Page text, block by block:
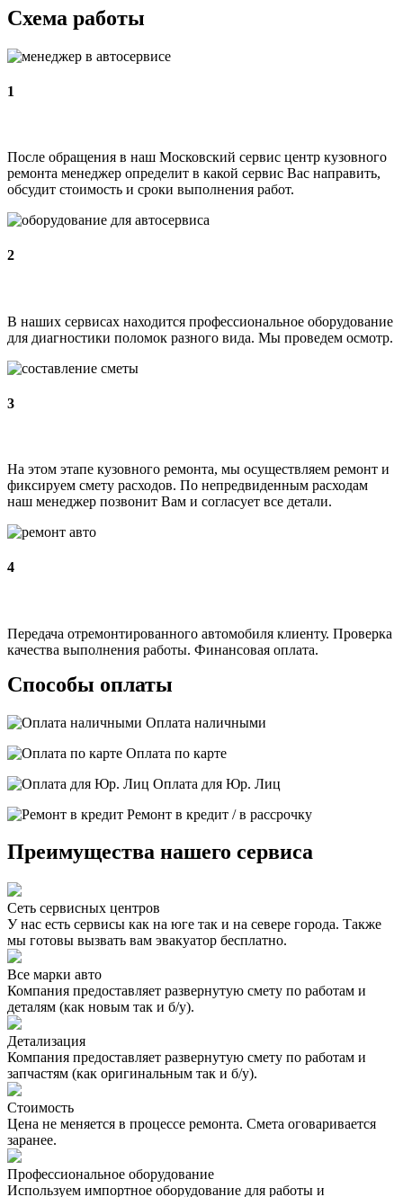
Схема работы
1
После обращения в наш Московский сервис центр кузовного
ремонта менеджер определит в какой сервис Вас направить,
обсудит стоимость и сроки выполнения работ.
2
В наших сервисах находится профессиональное оборудование
для диагностики поломок разного вида. Мы проведем осмотр.
3
На этом этапе кузовного ремонта, мы осуществляем ремонт и
фиксируем смету расходов. По непредвиденным расходам
наш менеджер позвонит Вам и согласует все детали.
4
Передача отремонтированного автомобиля клиенту. Проверка
качества выполнения работы. Финансовая оплата.
Способы оплаты
Оплата наличными
Оплата по карте
Оплата для Юр. Лиц
Ремонт в кредит / в рассрочку
Преимущества нашего сервиса
Сеть сервисных центров
У нас есть сервисы как на юге так и на севере города. Также
мы готовы вызвать вам эвакуатор бесплатно.
Все марки авто
Компания предоставляет развернутую смету по работам и
деталям (как новым так и б/у).
Детализация
Компания предоставляет развернутую смету по работам и
запчастям (как оригинальным так и б/у).
Стоимость
Цена не меняется в процессе ремонта. Смета оговаривается
заранее.
Профессиональное оборудование
Используем импортное оборудование для работы и